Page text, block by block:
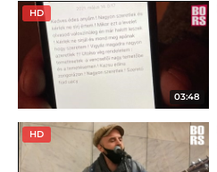
HD
03:48
HD